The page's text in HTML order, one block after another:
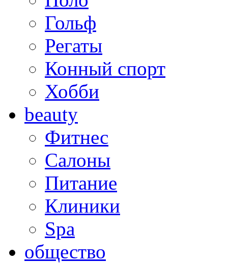
Гольф
Регаты
Конный спорт
Хобби
beauty
Фитнес
Салоны
Питание
Клиники
Spa
общество